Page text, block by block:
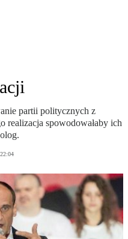
partii politycznych z
realizacja spowodowałaby ich